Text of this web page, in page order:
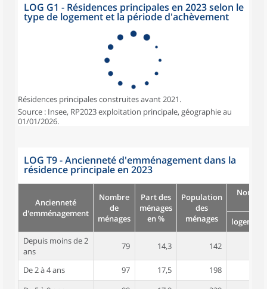
LOG G1 - Résidences principales en 2023 selon le
type de logement et la période d'achèvement
Résidences principales construites avant 2021.
Source : Insee, RP2023 exploitation principale, géographie au
01/01/2026.
LOG T9 - Ancienneté d'emménagement dans la
résidence principale en 2023
Ancienneté
d'emménagement
Nombre
de
ménages
Part des
ménages
en %
Population
des
ménages
logement
Depuis moins de 2
ans
79 14,3 142
De 2 à 4 ans 97 17,5 198